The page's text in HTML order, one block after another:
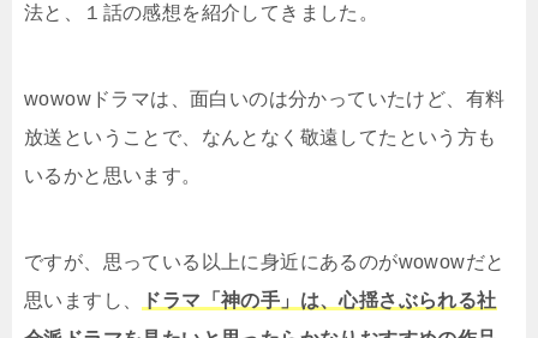
法と、１話の感想を紹介してきました。
wowowドラマは、面白いのは分かっていたけど、有料
放送ということで、なんとなく敬遠してたという方も
いるかと思います。
ですが、思っている以上に身近にあるのがwowowだと
思いますし、
ドラマ「神の手」は、心揺さぶられる社